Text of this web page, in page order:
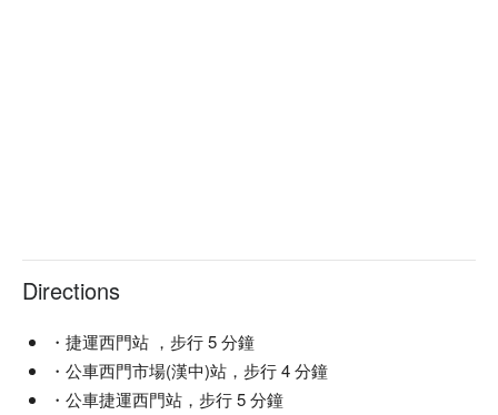
Directions
・捷運西門站 ，步行 5 分鐘
・公車西門市場(漢中)站，步行 4 分鐘
・公車捷運西門站，步行 5 分鐘